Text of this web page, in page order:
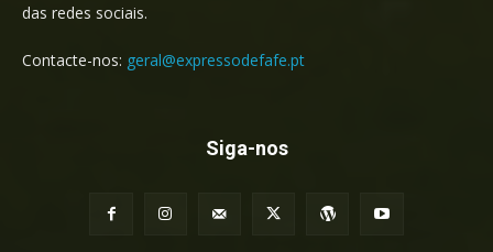
das redes sociais.
Contacte-nos: geral@expressodefafe.pt
Siga-nos